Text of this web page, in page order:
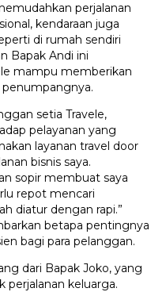
perjalanan
kendaraan juga
di rumah sendiri
Bapak Andi ini
mampu memberikan
setia Travele,
pelayanan yang
layanan travel door
bisnis saya.
sopir membuat saya
repot mencari
diatur dengan rapi.”
betapa pentingnya
bagi para pelanggan.
dari Bapak Joko, yang
perjalanan keluarga.